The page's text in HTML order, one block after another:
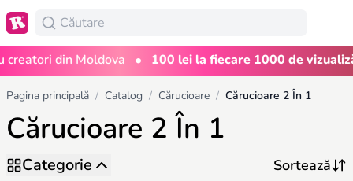
din Moldova • 100 lei la fiecare 1000 de vizualizări
Pagina principală / Catalog / Cărucioare / Cărucioare 2 În 1
Cărucioare 2 În 1
Categorie